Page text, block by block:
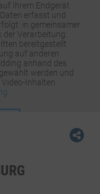
Ihrem Endgerät
erfasst und
in gemeinsamer
der Verarbeitung:
bereitgestellt
auf anderen
anhand des
werden und
Inhalten.